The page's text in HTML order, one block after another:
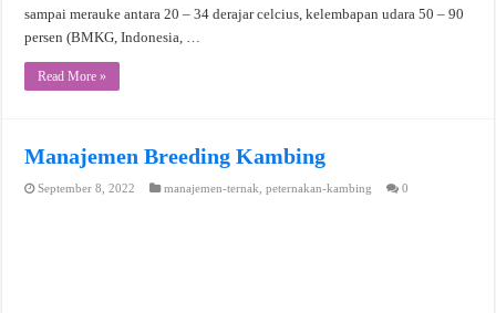
sampai merauke antara 20 – 34 derajar celcius, kelembapan udara 50 – 90
persen (BMKG, Indonesia, …
Read More »
Manajemen Breeding Kambing
September 8, 2022 manajemen-ternak ,peternakan-kambing 0